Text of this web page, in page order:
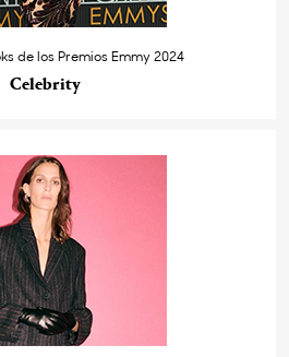
de los Premios Emmy 2024
Celebrity